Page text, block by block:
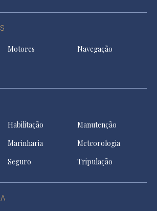
Motores
Navegação
Habilitação
Manutenção
Marinharia
Meteorologia
Seguro Tripulação